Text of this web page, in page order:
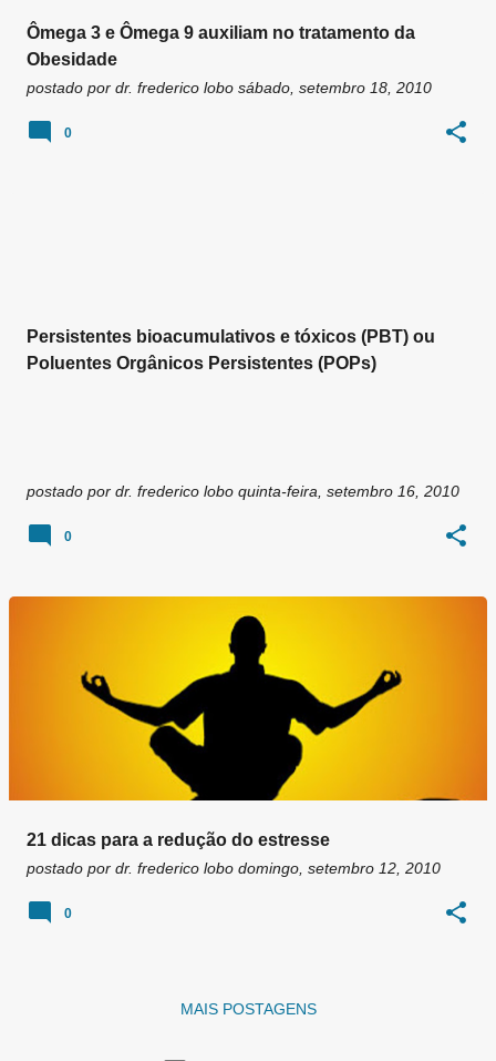
Ômega 3 e Ômega 9 auxiliam no tratamento da
Obesidade
postado por dr. frederico lobo sábado, setembro 18, 2010
0
Persistentes bioacumulativos e tóxicos (PBT) ou
Poluentes Orgânicos Persistentes (POPs)
postado por dr. frederico lobo quinta-feira, setembro 16, 2010
0
21 dicas para a redução do estresse
postado por dr. frederico lobo domingo, setembro 12, 2010
0
MAIS POSTAGENS